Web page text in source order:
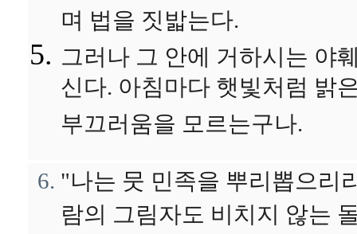
며 법을 짓밟는다.
그러나 그 안에 거하시는 야
신다. 아침마다 햇빛처럼 밝
부끄러움을 모르는구나.
"나는 뭇 민족을 뿌리뽑으리
람의 그림자도 비치지 않는